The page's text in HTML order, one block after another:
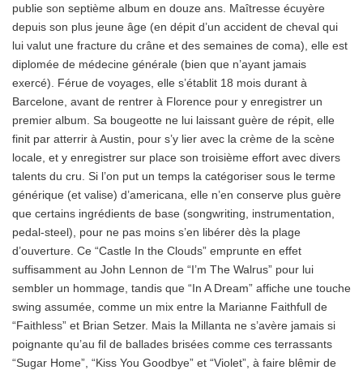
publie son septième album en douze ans. Maîtresse écuyère
depuis son plus jeune âge (en dépit d’un accident de cheval qui
lui valut une fracture du crâne et des semaines de coma), elle est
diplomée de médecine générale (bien que n’ayant jamais
exercé). Férue de voyages, elle s’établit 18 mois durant à
Barcelone, avant de rentrer à Florence pour y enregistrer un
premier album. Sa bougeotte ne lui laissant guère de répit, elle
finit par atterrir à Austin, pour s’y lier avec la crème de la scène
locale, et y enregistrer sur place son troisième effort avec divers
talents du cru. Si l’on put un temps la catégoriser sous le terme
générique (et valise) d’americana, elle n’en conserve plus guère
que certains ingrédients de base (songwriting, instrumentation,
pedal-steel), pour ne pas moins s’en libérer dès la plage
d’ouverture. Ce “Castle In the Clouds” emprunte en effet
suffisamment au John Lennon de “I’m The Walrus” pour lui
sembler un hommage, tandis que “In A Dream” affiche une touche
swing assumée, comme un mix entre la Marianne Faithfull de
“Faithless” et Brian Setzer. Mais la Millanta ne s’avère jamais si
poignante qu’au fil de ballades brisées comme ces terrassants
“Sugar Home”, “Kiss You Goodbye” et “Violet”, à faire blêmir de